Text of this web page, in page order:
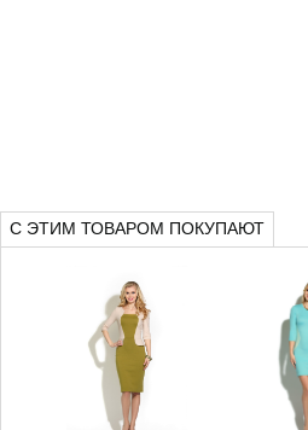
С ЭТИМ ТОВАРОМ ПОКУПАЮТ